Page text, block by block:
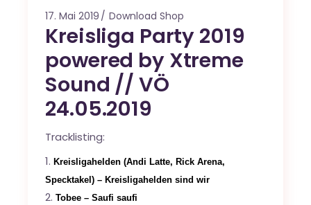
17. Mai 2019 Download Shop
Kreisliga Party 2019
powered by Xtreme
Sound // VÖ
24.05.2019
Tracklisting:
Kreisligahelden (Andi Latte, Rick Arena,
Specktakel) – Kreisligahelden sind wir
Tobee – Saufi saufi